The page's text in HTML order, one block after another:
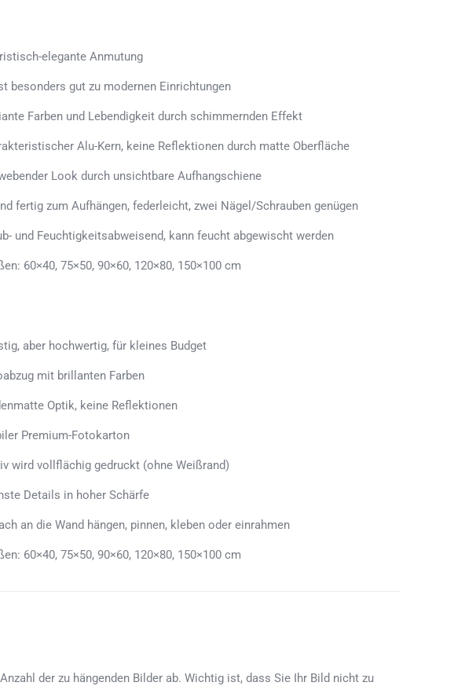
elegante Anmutung
besonders gut zu modernen Einrichtungen
Farben und Lebendigkeit durch schimmernden Effekt
Alu-Kern, keine Reflektionen durch matte Oberfläche
Look durch unsichtbare Aufhangschiene
fertig zum Aufhängen, federleicht, zwei Nägel/Schrauben genügen
und Feuchtigkeitsabweisend, kann feucht abgewischt werden
60×40, 75×50, 90×60, 120×80, 150×100 cm
aber hochwertig, für kleines Budget
mit brillanten Farben
Optik, keine Reflektionen
Premium-Fotokarton
wird vollflächig gedruckt (ohne Weißrand)
Details in hoher Schärfe
an die Wand hängen, pinnen, kleben oder einrahmen
60×40, 75×50, 90×60, 120×80, 150×100 cm
der zu hängenden Bilder ab. Wichtig ist, dass Sie Ihr Bild nicht zu